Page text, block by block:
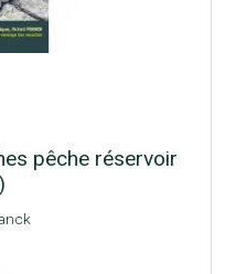
pêche réservoir